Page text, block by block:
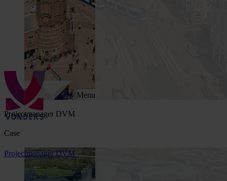
Vonders Menu
Projectmanager DVM
Case
Projectmanager DVM